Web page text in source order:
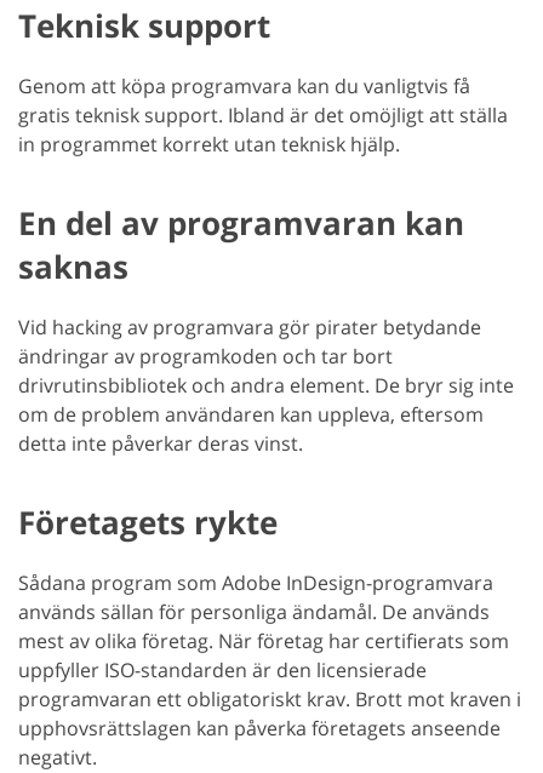
Teknisk support
Genom att köpa programvara kan du vanligtvis få
gratis teknisk support. Ibland är det omöjligt att ställa
in programmet korrekt utan teknisk hjälp.
En del av programvaran kan
saknas
Vid hacking av programvara gör pirater betydande
ändringar av programkoden och tar bort
drivrutinsbibliotek och andra element. De bryr sig inte
om de problem användaren kan uppleva, eftersom
detta inte påverkar deras vinst.
Företagets rykte
Sådana program som Adobe InDesign-programvara
används sällan för personliga ändamål. De används
mest av olika företag. När företag har certifierats som
uppfyller ISO-standarden är den licensierade
programvaran ett obligatoriskt krav. Brott mot kraven i
upphovsrättslagen kan påverka företagets anseende
negativt.